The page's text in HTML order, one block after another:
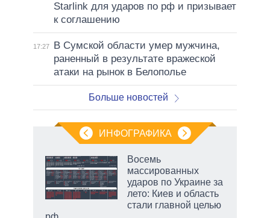
Starlink для ударов по рф и призывает
к соглашению
17:27
В Сумской области умер мужчина,
раненный в результате вражеской
атаки на рынок в Белополье
Больше новостей
ИНФОГРАФИКА
Восемь
массированных
ударов по Украине за
лето: Киев и область
стали главной целью